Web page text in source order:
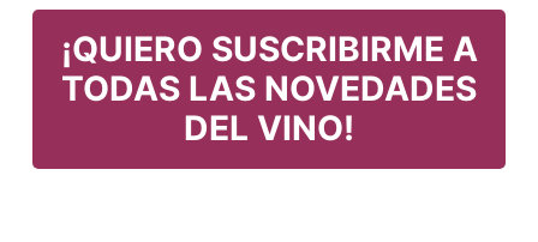
en
¡QUIERO SUSCRIBIRME A
TODAS LAS NOVEDADES
DEL VINO!